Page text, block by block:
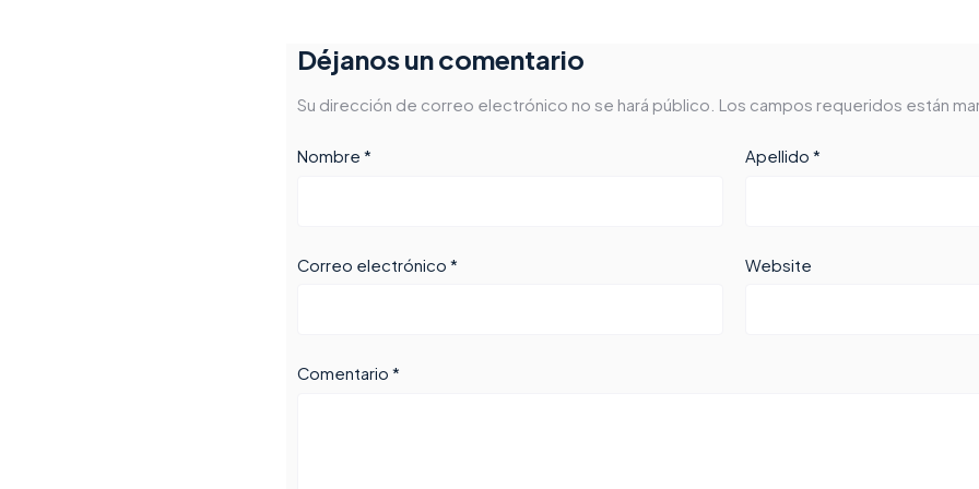
Déjanos un comentario
Su dirección de correo electrónico no se hará público. Los campos requeridos están
Nombre * Apellido *
Correo electrónico * Website
Comentario *